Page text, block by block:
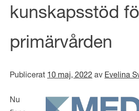
kunskapsstöd
primärvården
Publicerat 10 maj, 2022 av Evelina
Nu